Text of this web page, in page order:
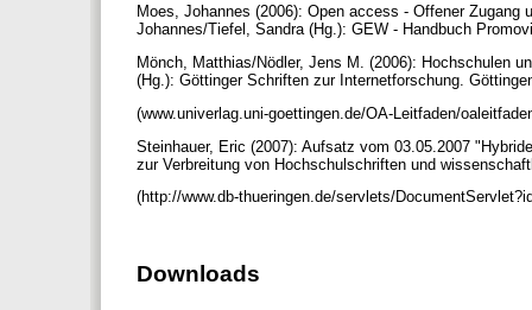
Moes, Johannes (2006): Open access - Offener
Johannes/Tiefel, Sandra (Hg.): GEW - Handbuch
Mönch, Matthias/Nödler, Jens M. (2006): Hochschulen
(Hg.): Göttinger Schriften zur Internetforschung.
(www.univerlag.uni-goettingen.de/OA-Leitfaden/
Steinhauer, Eric (2007): Aufsatz vom 03.05.2007
zur Verbreitung von Hochschulschriften und
(http://www.db-thueringen.de/servlets/
Downloads